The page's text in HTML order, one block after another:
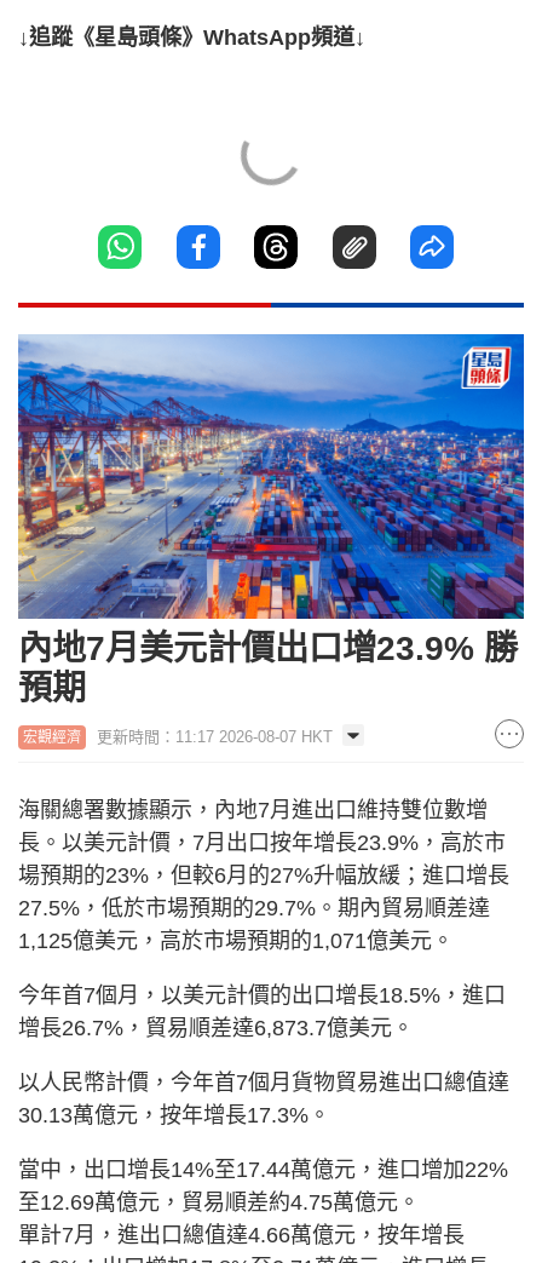
↓追蹤《星島頭條》WhatsApp頻道↓
內地7月美元計價出口增23.9% 勝
預期
宏觀經濟 更新時間：11:17 2026-08-07 HKT
海關總署數據顯示，內地7月進出口維持雙位數增
長。以美元計價，7月出口按年增長23.9%，高於市
場預期的23%，但較6月的27%升幅放緩；進口增長
27.5%，低於市場預期的29.7%。期內貿易順差達
1,125億美元，高於市場預期的1,071億美元。
今年首7個月，以美元計價的出口增長18.5%，進口
增長26.7%，貿易順差達6,873.7億美元。
以人民幣計價，今年首7個月貨物貿易進出口總值達
30.13萬億元，按年增長17.3%。
當中，出口增長14%至17.44萬億元，進口增加22%
至12.69萬億元，貿易順差約4.75萬億元。
單計7月，進出口總值達4.66萬億元，按年增長